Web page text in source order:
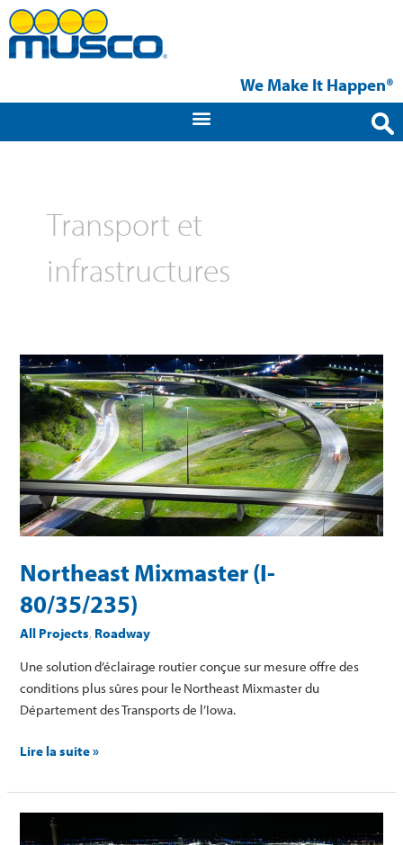
Aller
au
contenu
We Make It Happen®
Transport et
infrastructures
Northeast Mixmaster (I-
80/35/235)
All Projects, Roadway
Une solution d’éclairage routier conçue sur mesure offre des
conditions plus sûres pour le Northeast Mixmaster du
Département des Transports de l’Iowa.
Northeast
Mixmaster
80/35/235)
Lire la suite »
Aéroport